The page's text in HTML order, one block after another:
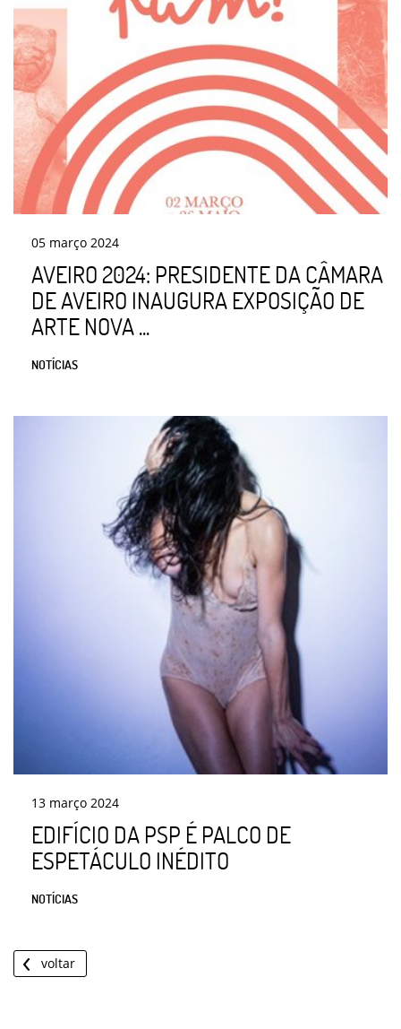
05 março 2024
AVEIRO 2024: PRESIDENTE DA CÂMARA
DE AVEIRO INAUGURA EXPOSIÇÃO DE
ARTE NOVA ...
NOTÍCIAS
13 março 2024
EDIFÍCIO DA PSP É PALCO DE
ESPETÁCULO INÉDITO
NOTÍCIAS
voltar